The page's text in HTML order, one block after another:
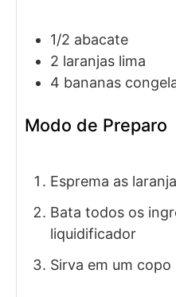
1/2 abacate
2 laranjas lima
4 bananas
Modo de Preparo
Esprema as
Bata todos os
liquidificador
Sirva em um